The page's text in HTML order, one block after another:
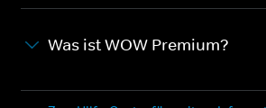
Was ist WOW Premium?